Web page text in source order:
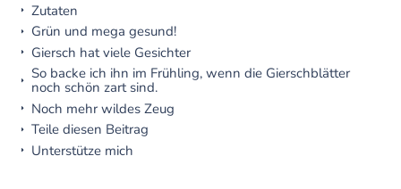
Zutaten
Grün und mega gesund!
Giersch hat viele Gesichter
So backe ich ihn im Frühling, wenn die Gierschblätter
noch schön zart sind.
Noch mehr wildes Zeug
Teile diesen Beitrag
Unterstütze mich